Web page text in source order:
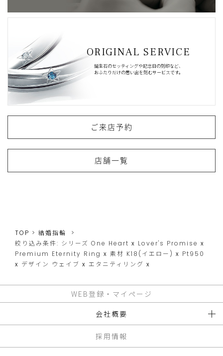
ORIGINAL SERVICE
誕生石のセッティングや記念日の刻印など、
おふたりだけの思い出を刻むサービスです。
ご来店予約
店舗一覧
TOP
結婚指輪
絞り込み条件: シリーズ One Heart x Lover's Promise x
Premium Eternity Ring x 素材 K18(イエロー) x Pt950
x デザイン ウェイブ x エタニティリング x
WEB登録・マイページ
会社概要
採用情報